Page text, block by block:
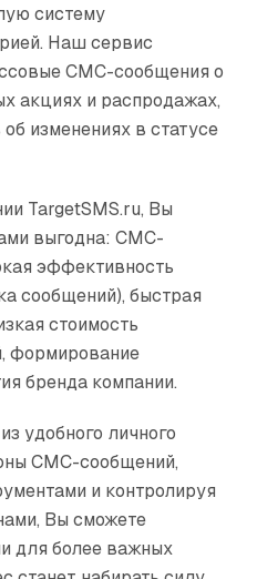
систему
Наш сервис
СМС-сообщения о
акциях и распродажах,
изменениях в статусе
TargetSMS.ru, Вы
выгодна: СМС-
эффективность
сообщений), быстрая
стоимость
формирование
бренда компании.
удобного личного
СМС-сообщений,
и контролируя
Вы сможете
для более важных